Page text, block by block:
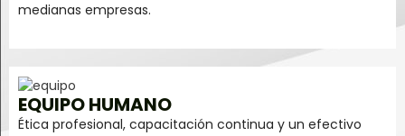
medianas empresas.
EQUIPO HUMANO
Ética profesional, capacitación continua y un efectivo